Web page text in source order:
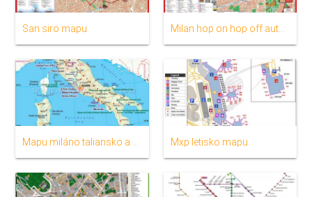
San siro mapu Milan hop on hop off autobusová zastávka, mapu
Mxp letisko mapu